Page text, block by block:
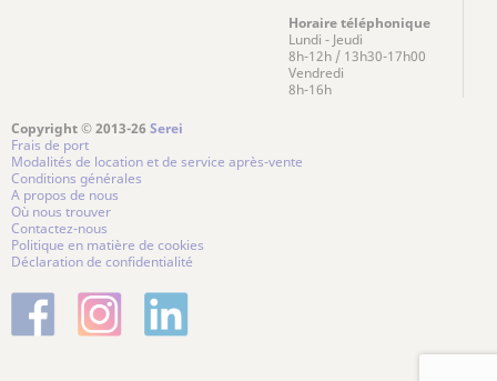
Horaire téléphonique
Lundi - Jeudi
8h-12h / 13h30-17h00
Vendredi
8h-16h
Copyright © 2013-26 Serei
Frais de port
Modalités de location et de service après-vente
Conditions générales
A propos de nous
Où nous trouver
Contactez-nous
Politique en matière de cookies
Déclaration de confidentialité